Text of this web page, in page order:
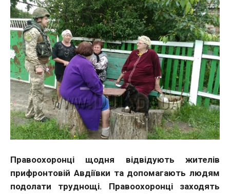
Правоохоронці щодня відвідують жителів
прифронтовій Авдіївки та допомагають людям
подолати труднощі. Правоохоронці заходять